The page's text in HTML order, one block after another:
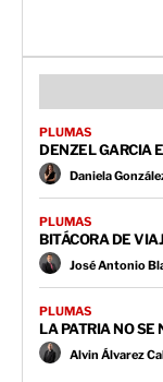
PLUMAS
DENZEL GARCIA
Daniela
PLUMAS
BITÁCORA DE
José Antonio
PLUMAS
LA PATRIA NO SE
Alvin Álvarez